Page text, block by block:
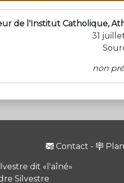
de l'Institut Catholique,
31
non
Contact -
dit «l'aîné»
Silvestre